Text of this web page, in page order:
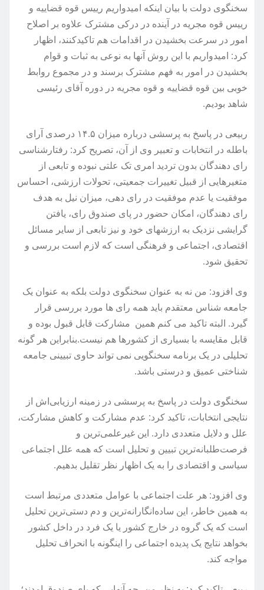
سخنگوی دولت با بیان اینکه امیدواریم رییس قوه قضاییه و
رییس قوه مجریه در آینده در درکی مشترک علاوه بر اصلاح
امور در سرعت بخشیدن در اقدامات هم تاکیدکنند، اظهار
کرد: امیدواریم با این روش آنها به نوعی به ثبات و قوام
بخشیدن در امور به فهم مشترک برسند و در مجموع روابط
خوبی بین قوه قضاییه و قوه مجریه در دوره آقای رئیسی
شاهد بودیم.
ربیعی در پاسخ به پرسشی درباره میزان ۱۴.۵ درصدی آرای
باطله در انتخابات و تعبیر وی از آن، تصریح کرد: رفتارشناسی
رای دهندگان بدون تردید امری تک علتی نبوده و تابعی از
متغیرهایی از قبیل تغییرات جمعیتی، تحولات ارزشی، احساس
موفقیت یا عدم موفقیت در رای دهی، میزان نیل به هدف
رای دهندگان، امکان حضور در پای صندوق رای، یافتن
گرایشی نزدیک به ارزشهای خود و نیز تابعی از سایر مسائل
اقتصادی، اجتماعی و فرهنگی است که لازم است بررسی و
تحقیق شود.
وی افزود: من نه به عنوان سخنگوی دولت بلکه به عنوان یک
جامعه شناس معتقدم باید همه رای ها مورد بررسی قرار
گیرد. البته تاکید می کنم همین مشارکت قابل قبول بوده و
قابل مقایسه با بسیاری از کشورها هم نیست.بنابراین هر گونه
تحلیلی در یک برنامه سخنگویی نمی تواند حاوی تبیینی جامعه
شناختی عمیق و درستی باشد.
سخنگوی دولت در پاسخ به پرسشی در زمینه ارزیابی‌اش از
نتایجی انتخابات، تاکید کرد: عدم مشارکت و کاهش مشارکت،
علل و دلایل متعددی دارد. این غیرعلمی‌ترین و
فرصت‌طلبانه‌ترین تبیین و تحلیل است که همه علل اجتماعی
سیاسی و اقتصادی را به یک اظهار نظر تقلیل بدهیم.
وی افزود: هر علت اجتماعی با عوامل متعددی مرتبط است
به همین خاطر، این ساده‌انگارانه‌ترین و دم دستی‌ترین تحلیل
است که یک گروه در خارج کشور یا یک فرد در داخل کشور
بخواهد نتایج یک پدیده اجتماعی را اینگونه با انحراف تحلیل
مواجه کند.